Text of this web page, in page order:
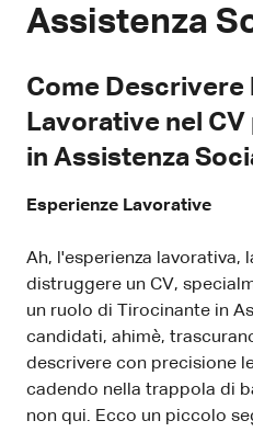
Assistenza
Come Descrivere
Lavorative nel
in Assistenza
Esperienze Lavorative
Ah, l'esperienza lavorativa,
distruggere un CV,
un ruolo di Tirocinante in
candidati, ahimè,
descrivere con precisione
cadendo nella trappola di
non qui. Ecco un piccolo